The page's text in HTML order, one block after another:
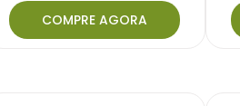
COMPRE AGORA